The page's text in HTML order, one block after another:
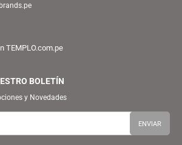
BOLETÍN
y Novedades